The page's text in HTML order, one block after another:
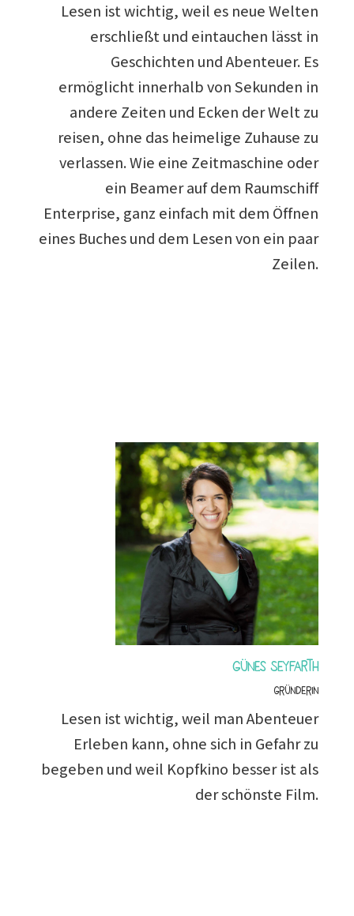
Lesen ist wichtig, weil es neue Welten
erschließt und eintauchen lässt in
Geschichten und Abenteuer. Es
ermöglicht innerhalb von Sekunden in
andere Zeiten und Ecken der Welt zu
reisen, ohne das heimelige Zuhause zu
verlassen. Wie eine Zeitmaschine oder
ein Beamer auf dem Raumschiff
Enterprise, ganz einfach mit dem Öffnen
eines Buches und dem Lesen von ein paar
Zeilen.
Günes Seyfarth
Gründerin
Lesen ist wichtig, weil man Abenteuer
Erleben kann, ohne sich in Gefahr zu
begeben und weil Kopfkino besser ist als
der schönste Film.